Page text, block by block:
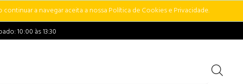
a navegar aceita a nossa Política de Cookies e Privacidade.
10:00 às 13:30